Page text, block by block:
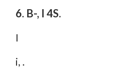
6. B-, I 4S.
I
i, .